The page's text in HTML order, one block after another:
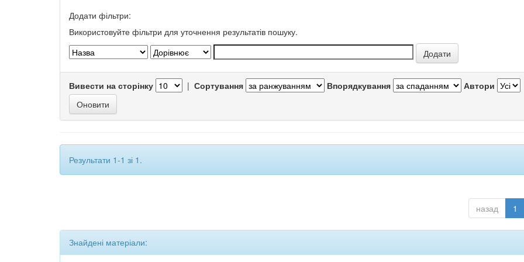
Додати фільтри:
Використовуйте фільтри для уточнення результатів пошуку.
Вивести на сторінку | Сортування Впорядкування Автори
Результати 1-1 зі 1.
назад 1
Знайдені матеріали: